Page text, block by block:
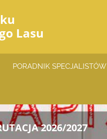
Lasu
PORADNIK SPECJALISTÓW
2026/2027